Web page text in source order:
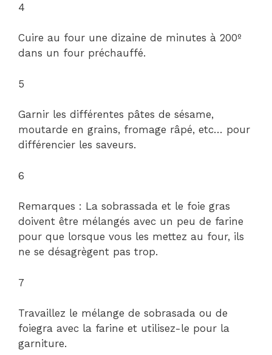
4
Cuire au four une dizaine de minutes à 200º
dans un four préchauffé.
5
Garnir les différentes pâtes de sésame,
moutarde en grains, fromage râpé, etc… pour
différencier les saveurs.
6
Remarques : La sobrassada et le foie gras
doivent être mélangés avec un peu de farine
pour que lorsque vous les mettez au four, ils
ne se désagrègent pas trop.
7
Travaillez le mélange de sobrasada ou de
foiegra avec la farine et utilisez-le pour la
garniture.